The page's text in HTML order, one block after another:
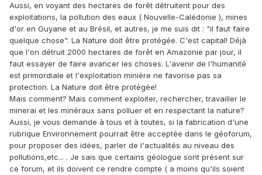
Aussi, en voyant des hectares de forêt détruitent pour des
exploitations, la pollution des eaux ( Nouvelle-Calédonie ), mines
d'or en Guyane et au Brésil, et autres, je me suis dit : "il faut faire
quelque chose". La Nature doit être protégée. C'est capital! Déjà
que l'on détruit 2000 hectares de forêt en Amazonie par jour, il
faut essayer de faire avancer les choses. L'avenir de l'humanité
est primordiale et l'exploitation minière ne favorise pas sa
protection. La Nature doit être protégée!
Mais comment? Mais comment exploiter, rechercher, travailler le
minerai et les minéraux sans polluer et en respectant la nature?
Aussi, je vous demande à tous et à toutes, si la fabrication d'une
rubrique Environnement pourrait être acceptée dans le géoforum,
pour proposer des idées, parler de l'actualités au niveau des
pollutions,etc... . Je sais que certains géologue sont présent sur
ce forum, et ils doivent ce rendre compte ( a moins qu'ils soient